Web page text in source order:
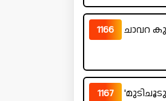
1166 ചാവറ
1167